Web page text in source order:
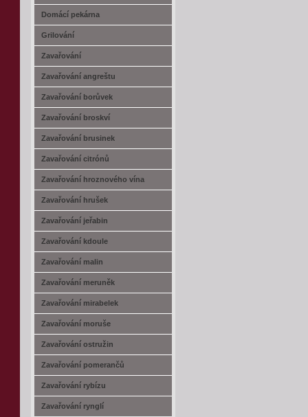
Domácí pekárna
Grilování
Zavařování
Zavařování angreštu
Zavařování borůvek
Zavařování broskví
Zavařování brusinek
Zavařování citrónů
Zavařování hroznového vína
Zavařování hrušek
Zavařování jeřabin
Zavařování kdoule
Zavařování malin
Zavařování meruněk
Zavařování mirabelek
Zavařování moruše
Zavařování ostružin
Zavařování pomerančů
Zavařování rybízu
Zavařování rynglí